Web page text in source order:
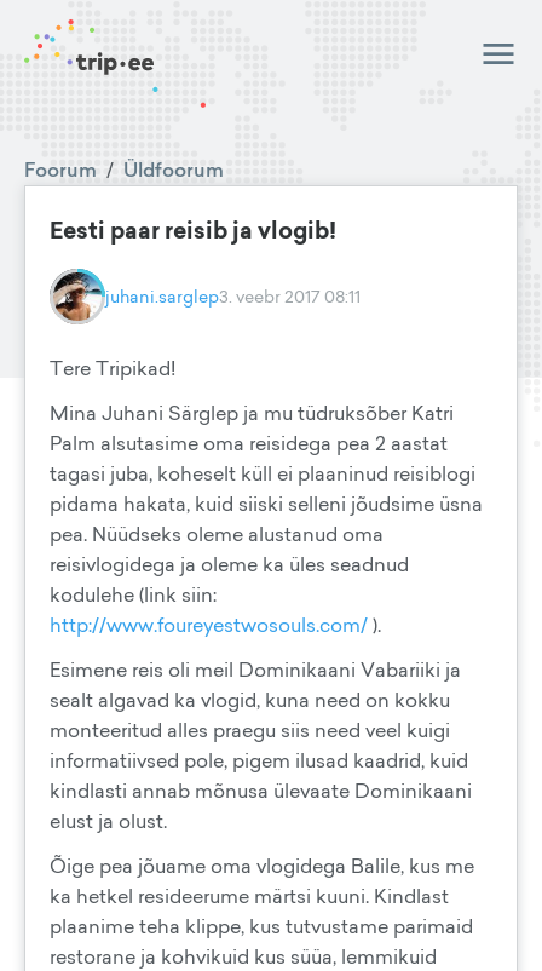
Foorum / Üldfoorum
Eesti paar reisib ja vlogib!
juhani.sarglep3. veebr 2017 08:11
Tere Tripikad!
Mina Juhani Särglep ja mu tüdruksõber Katri
Palm alsutasime oma reisidega pea 2 aastat
tagasi juba, koheselt küll ei plaaninud reisiblogi
pidama hakata, kuid siiski selleni jõudsime üsna
pea. Nüüdseks oleme alustanud oma
reisivlogidega ja oleme ka üles seadnud
kodulehe (link siin:
http://www.foureyestwosouls.com/).
Esimene reis oli meil Dominikaani Vabariiki ja
sealt algavad ka vlogid, kuna need on kokku
monteeritud alles praegu siis need veel kuigi
informatiivsed pole, pigem ilusad kaadrid, kuid
kindlasti annab mõnusa ülevaate Dominikaani
elust ja olust.
Õige pea jõuame oma vlogidega Balile, kus me
ka hetkel resideerume märtsi kuuni. Kindlast
plaanime teha klippe, kus tutvustame parimaid
restorane ja kohvikuid kus süüa, lemmikuid